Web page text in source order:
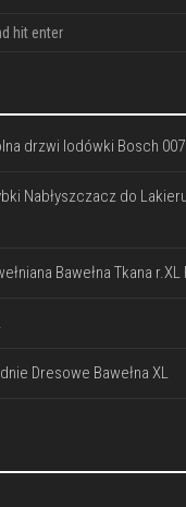
drzwi lodówki Bosch
Nabłyszczacz do
Bawełna Tkana
Dresowe Bawełna XL